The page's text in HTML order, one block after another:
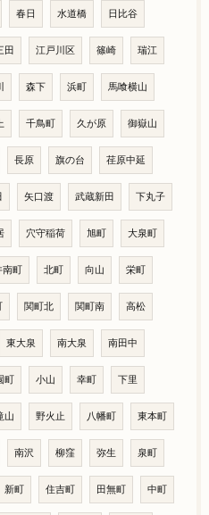
春日 水道橋 日比谷
田 江戸川区 篠崎 瑞江
森下 浜町 馬喰横山
千鳥町 久が原 御嶽山
長原 旗の台 荏原中延
矢口渡 武蔵新田 下丸子
穴守稲荷 旭町 大泉町
南町 北町 向山 栄町
関町北 関町南 高松
東大泉 南大泉 南田中
町 小山 幸町 下里
山 野火止 八幡町 東本町
南沢 柳窪 弥生 泉町
新町 住吉町 田無町 中町